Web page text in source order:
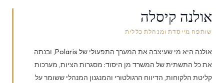
אולנה קיסלה
שותפה מייסדת ומנהלת כללית
אולנה היא מי שעיצבה את המערך התפעולי של Polaris, ובנתה
את כל התשתית של המשרד מן היסוד: מסגרות הציות, מערכות
קליטת הלקוחות, הדיווח הרגולטורי והמנגנון המנהלי ששומר על